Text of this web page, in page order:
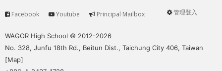
User
管理登入
Service
Facebook Youtube Principal Mailbox
WAGOR High School © 2012-2026
No. 328, Junfu 18th Rd., Beitun Dist., Taichung City 406, Taiwan
[Map]